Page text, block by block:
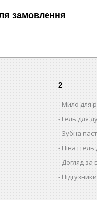
замовлення
2
Мило для
Гель для
Зубна
Піна і гель
Догляд за
Підгузники